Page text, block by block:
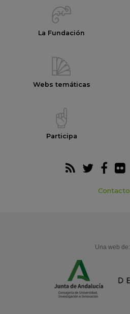
La Fundación
Webs temáticas
Participa
Contacto
Una web de: